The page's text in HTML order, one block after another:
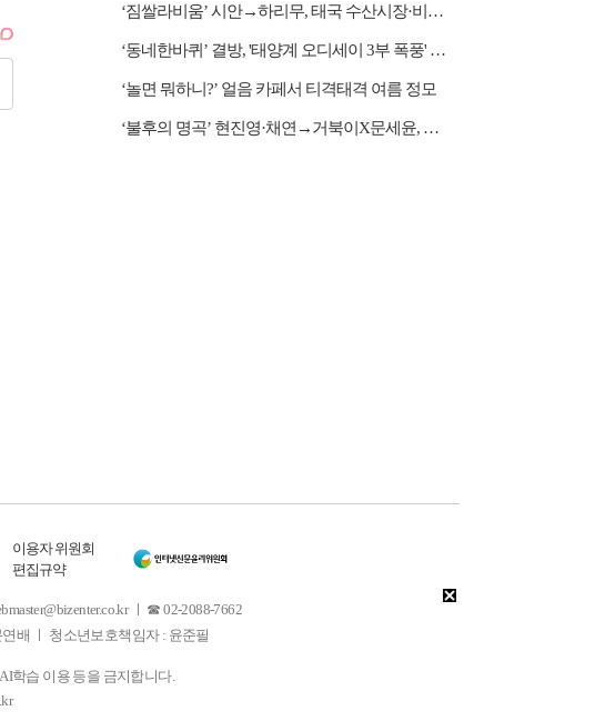
‘짐쌀라비움’ 시안→하리무, 태국 수산시장·비밀 동굴 탐방
‘동네한바퀴’ 결방, '태양계 오디세이 3부 폭풍' 편성
‘놀면 뭐하니?’ 얼음 카페서 티격태격 여름 정모
‘불후의 명곡’ 현진영·채연→거북이X문세윤, 레전드 배틀
이용자 위원회
편집규약
ㅣ ☎ 02-2088-7662
연배 ㅣ 청소년보호책임자 : 윤준필
학습 이용 등을 금지합니다.